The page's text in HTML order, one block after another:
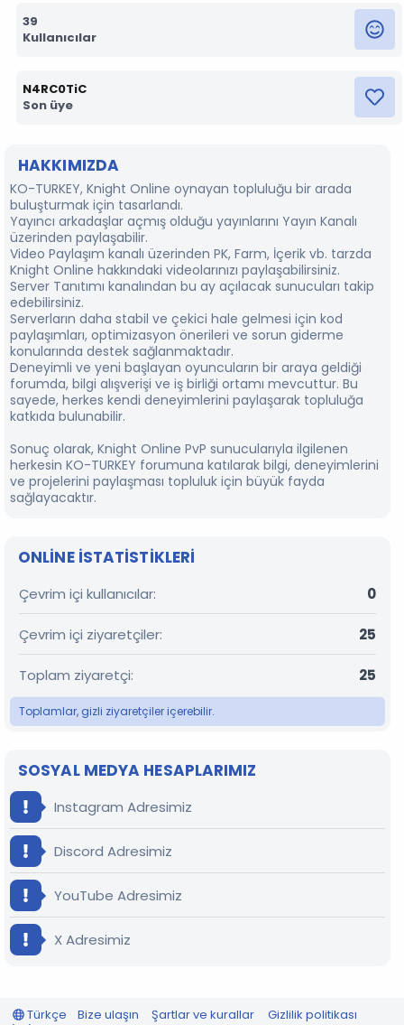
39
Kullanıcılar
N4RC0TiC
Son üye
HAKKIMIZDA
KO-TURKEY, Knight Online oynayan topluluğu bir arada
buluşturmak için tasarlandı.
Yayıncı arkadaşlar açmış olduğu yayınlarını Yayın Kanalı
üzerinden paylaşabilir.
⁠Video Paylaşım kanalı üzerinden PK, Farm, İçerik vb. tarzda
Knight Online hakkındaki videolarınızı paylaşabilirsiniz.
Server Tanıtımı kanalından bu ay açılacak sunucuları takip
edebilirsiniz.
Serverların daha stabil ve çekici hale gelmesi için kod
paylaşımları, optimizasyon önerileri ve sorun giderme
konularında destek sağlanmaktadır.
Deneyimli ve yeni başlayan oyuncuların bir araya geldiği
forumda, bilgi alışverişi ve iş birliği ortamı mevcuttur. Bu
sayede, herkes kendi deneyimlerini paylaşarak topluluğa
katkıda bulunabilir.
Sonuç olarak, Knight Online PvP sunucularıyla ilgilenen
herkesin KO-TURKEY forumuna katılarak bilgi, deneyimlerini
ve projelerini paylaşması topluluk için büyük fayda
sağlayacaktır.
ONLINE ISTATISTIKLERI
Çevrim içi kullanıcılar 0
Çevrim içi ziyaretçiler 25
Toplam ziyaretçi 25
Toplamlar, gizli ziyaretçiler içerebilir.
SOSYAL MEDYA HESAPLARIMIZ
Instagram Adresimiz
Discord Adresimiz
YouTube Adresimiz
X Adresimiz
Türkçe
Bize ulaşın Şartlar ve kurallar
Gizlilik politikası